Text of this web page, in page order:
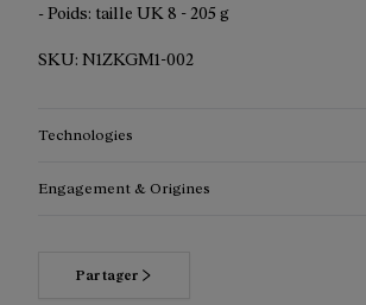
- Poids: taille UK 8 - 205 g
SKU: N1ZKGM1-002
Technologies
Engagement & Origines
Partager